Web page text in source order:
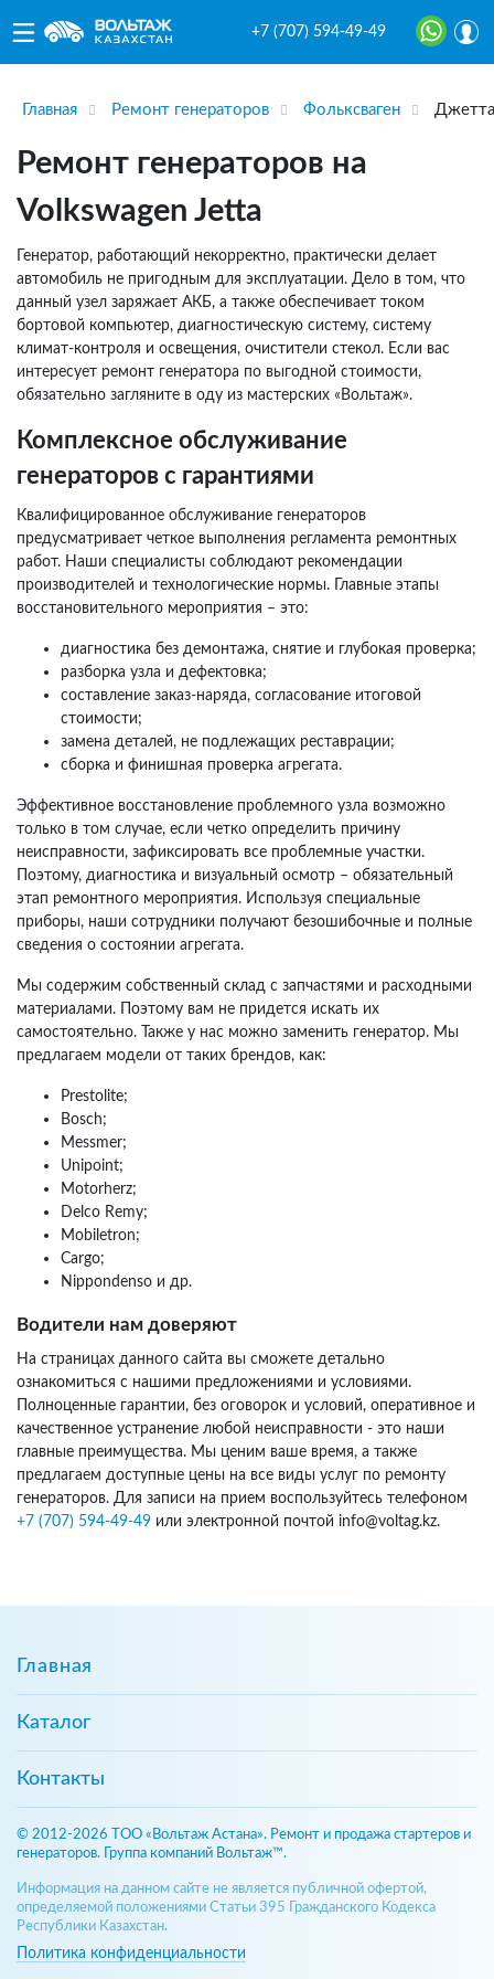
+7 (707) 594-49-49
Главная Ремонт генераторов Фольксваген Джетта
Ремонт генераторов на
Volkswagen Jetta
Генератор, работающий некорректно, практически делает
автомобиль не пригодным для эксплуатации. Дело в том, что
данный узел заряжает АКБ, а также обеспечивает током
бортовой компьютер, диагностическую систему, систему
климат-контроля и освещения, очистители стекол. Если вас
интересует ремонт генератора по выгодной стоимости,
обязательно загляните в оду из мастерских «Вольтаж».
Комплексное обслуживание
генераторов с гарантиями
Квалифицированное обслуживание генераторов
предусматривает четкое выполнения регламента ремонтных
работ. Наши специалисты соблюдают рекомендации
производителей и технологические нормы. Главные этапы
восстановительного мероприятия – это:
диагностика без демонтажа, снятие и глубокая проверка;
разборка узла и дефектовка;
составление заказ-наряда, согласование итоговой
стоимости;
замена деталей, не подлежащих реставрации;
сборка и финишная проверка агрегата.
Эффективное восстановление проблемного узла возможно
только в том случае, если четко определить причину
неисправности, зафиксировать все проблемные участки.
Поэтому, диагностика и визуальный осмотр – обязательный
этап ремонтного мероприятия. Используя специальные
приборы, наши сотрудники получают безошибочные и полные
сведения о состоянии агрегата.
Мы содержим собственный склад с запчастями и расходными
материалами. Поэтому вам не придется искать их
самостоятельно. Также у нас можно заменить генератор. Мы
предлагаем модели от таких брендов, как:
Prestolite;
Bosch;
Messmer;
Unipoint;
Motorherz;
Delco Remy;
Mobiletron;
Cargo;
Nippondenso и др.
Водители нам доверяют
На страницах данного сайта вы сможете детально
ознакомиться с нашими предложениями и условиями.
Полноценные гарантии, без оговорок и условий, оперативное и
качественное устранение любой неисправности - это наши
главные преимущества. Мы ценим ваше время, а также
предлагаем доступные цены на все виды услуг по ремонту
генераторов. Для записи на прием воспользуйтесь телефоном
+7 (707) 594-49-49 или электронной почтой info@voltag.kz.
Главная
Каталог
Контакты
© 2012-2026 ТОО «Вольтаж Астана». Ремонт и продажа стартеров и
генераторов. Группа компаний Вольтаж™.
Информация на данном сайте не является публичной офертой,
определяемой положениями Статьи 395 Гражданского Кодекса
Республики Казахстан.
Политика конфиденциальности